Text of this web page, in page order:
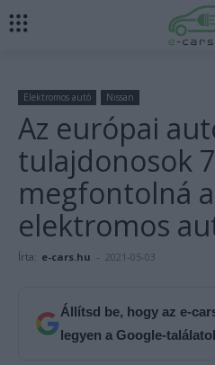
Elektromos autó Nissan
Az európai
tulajdonosok
megfontolná
elektromos
Írta: e-cars.hu - 2021-05-03
Állítsd be, hogy az e-
legyen a Google-